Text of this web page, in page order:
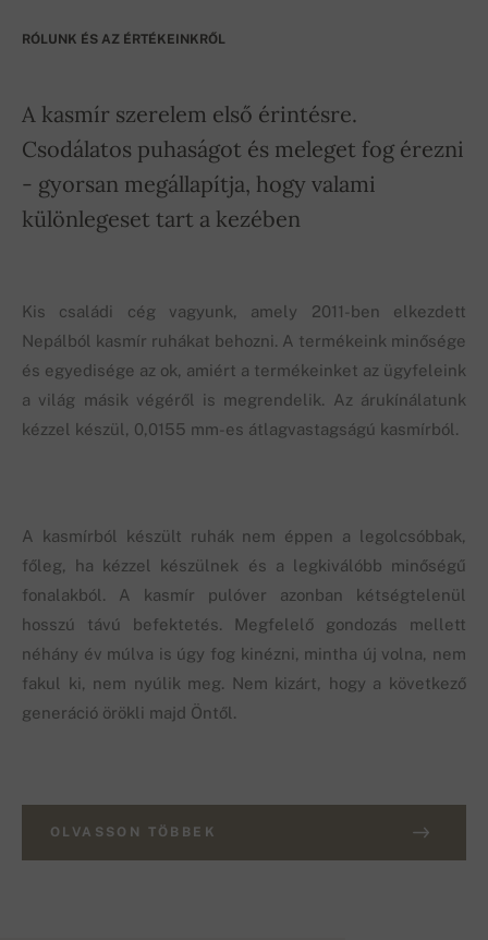
RÓLUNK ÉS AZ ÉRTÉKEINKRŐL
A kasmír szerelem első érintésre.
Csodálatos puhaságot és meleget fog érezni
- gyorsan megállapítja, hogy valami
különlegeset tart a kezében
Kis családi cég vagyunk, amely 2011-ben elkezdett
Nepálból kasmír ruhákat behozni. A termékeink minősége
és egyedisége az ok, amiért a termékeinket az ügyfeleink
a világ másik végéről is megrendelik. Az árukínálatunk
kézzel készül, 0,0155 mm-es átlagvastagságú kasmírból.
A kasmírból készült ruhák nem éppen a legolcsóbbak,
főleg, ha kézzel készülnek és a legkiválóbb minőségű
fonalakból. A kasmír pulóver azonban kétségtelenül
hosszú távú befektetés. Megfelelő gondozás mellett
néhány év múlva is úgy fog kinézni, mintha új volna, nem
fakul ki, nem nyúlik meg. Nem kizárt, hogy a következő
generáció örökli majd Öntől.
OLVASSON TÖBBEK